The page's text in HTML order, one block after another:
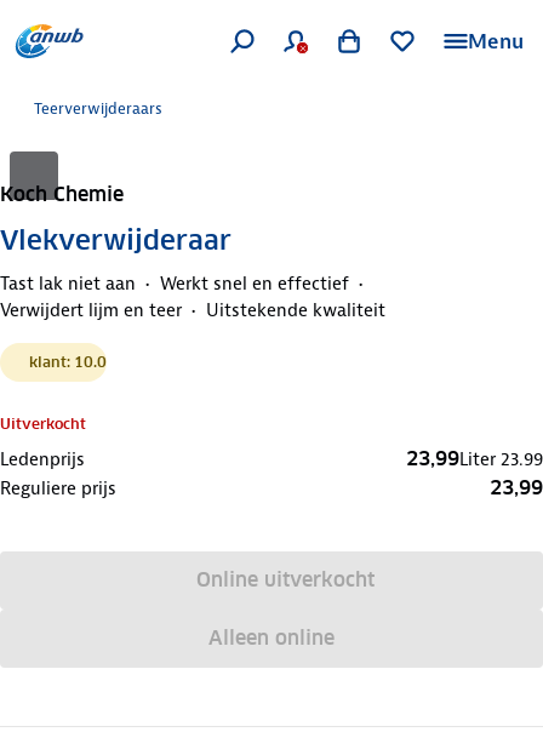
Menu
Teerverwijderaars
Koch Chemie
Vlekverwijderaar
Tast lak niet aan
Werkt snel en effectief
Verwijdert lijm en teer
Uitstekende kwaliteit
klant: 10.0
Uitverkocht
Ledenprijs 23,99Liter 23.99
Reguliere prijs
23,99
Online uitverkocht
Alleen online